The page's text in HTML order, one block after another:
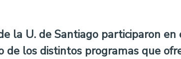
la U. de Santiago participaron
de los distintos programas que